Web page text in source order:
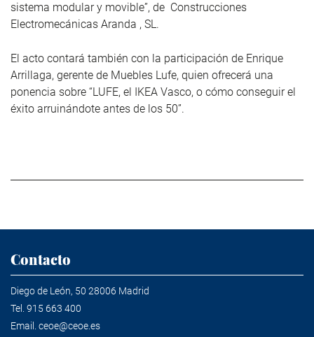
sistema modular y movible”, de Construcciones
Electromecánicas Aranda , SL.
El acto contará también con la participación de Enrique
Arrillaga, gerente de Muebles Lufe, quien ofrecerá una
ponencia sobre “LUFE, el IKEA Vasco, o cómo conseguir el
éxito arruinándote antes de los 50”.
Contacto
Diego de León, 50 28006 Madrid
Tel. 915 663 400
Email. ceoe@ceoe.es